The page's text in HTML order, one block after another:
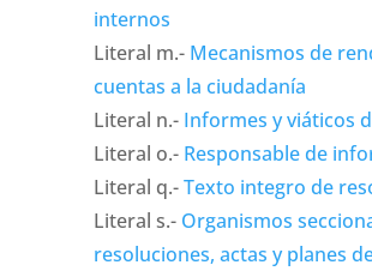
internos
Literal m.- Mecanismos de
cuentas a la ciudadanía
Literal n.- Informes y viáticos
Literal o.- Responsable de
Literal q.-Texto integro de
Literal s.- Organismos
resoluciones, actas y planes